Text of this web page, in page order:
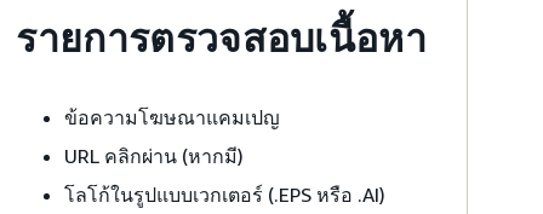
รายการตรวจสอบเนื้อหา
ข้อความโฆษณาแคมเปญ
URL คลิกผ่าน (หากมี)
โลโก้ในรูปแบบเวกเตอร์ (.EPS หรือ .AI)